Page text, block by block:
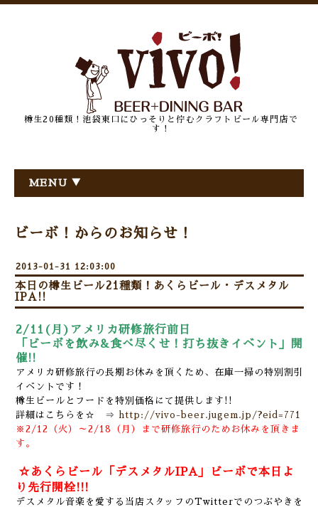
樽生20種類！池袋東口にひっそりと佇むクラフトビール専門店で
す！
MENU ▼
ビーボ！からのお知らせ！
2013-01-31 12:03:00
本日の樽生ビール21種類！あくらビール・デスメタル
IPA!!
2/11(月)アメリカ研修旅行前日
「ビーボを飲み&食べ尽くせ！打ち抜きイベント」開
催!!
アメリカ研修旅行の長期お休みを頂くため、在庫一掃の特別割引
イベントです！
樽生ビールとフードを特別価格にて提供します!!
詳細はこちらを☆ ⇒
http://vivo-beer.jugem.jp/?eid=771
※2/12（火）～2/18（月）まで研修旅行のためお休みを頂きま
す。
☆あくらビール「デスメタルIPA」ビーボで本日よ
り先行開栓!!!
デスメタル音楽を愛する当店スタッフのTwitterでのつぶやきを